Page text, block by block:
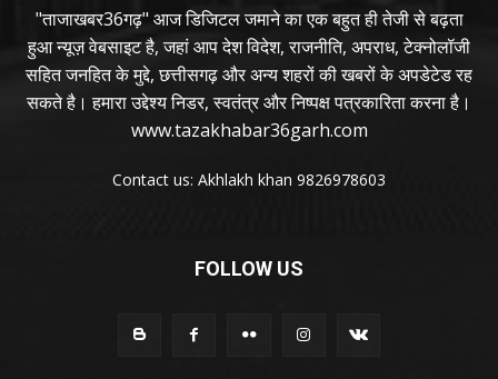
"ताजाखबर36गढ़" आज डिजिटल जमाने का एक बहुत ही तेजी से बढ़ता
हुआ न्यूज़ वेबसाइट है, जहां आप देश विदेश, राजनीति, अपराध, टेक्नोलॉजी
सहित जनहित के मुद्दे, छत्तीसगढ़ और अन्य शहरों की खबरों के अपडेटेड रह
सकते है। हमारा उद्देश्य निडर, स्वतंत्र और निष्पक्ष पत्रकारिता करना है।
www.tazakhabar36garh.com
Contact us: Akhlakh khan 9826978603
FOLLOW US